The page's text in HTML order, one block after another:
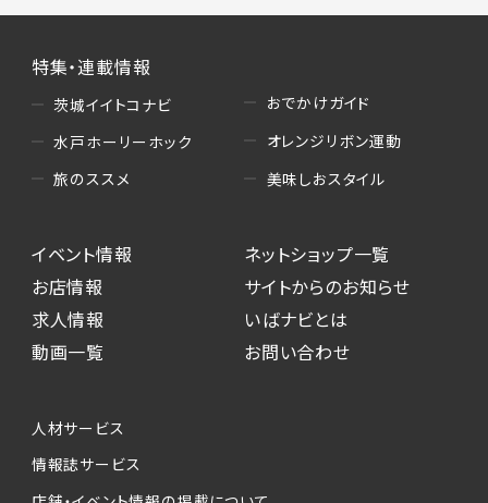
特集・連載情報
茨城イイトコナビ
水戸ホーリーホック
旅のススメ
おでかけガイド
オレンジリボン運動
美味しおスタイル
イベント情報
お店情報
求人情報
動画一覧
ネットショップ一覧
サイトからのお知らせ
いばナビとは
お問い合わせ
人材サービス
情報誌サービス